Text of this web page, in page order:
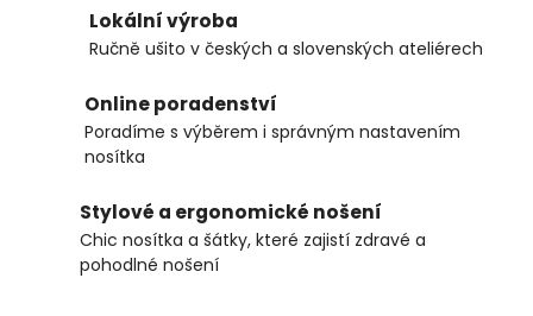
Lokální výroba
Ručně ušito v českých a slovenských ateliérech
Online poradenství
Poradíme s výběrem i správným nastavením
nosítka
Stylové a ergonomické nošení
Chic nosítka a šátky, které zajistí zdravé a
pohodlné nošení